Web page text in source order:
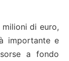
di euro,
importante e
a fondo